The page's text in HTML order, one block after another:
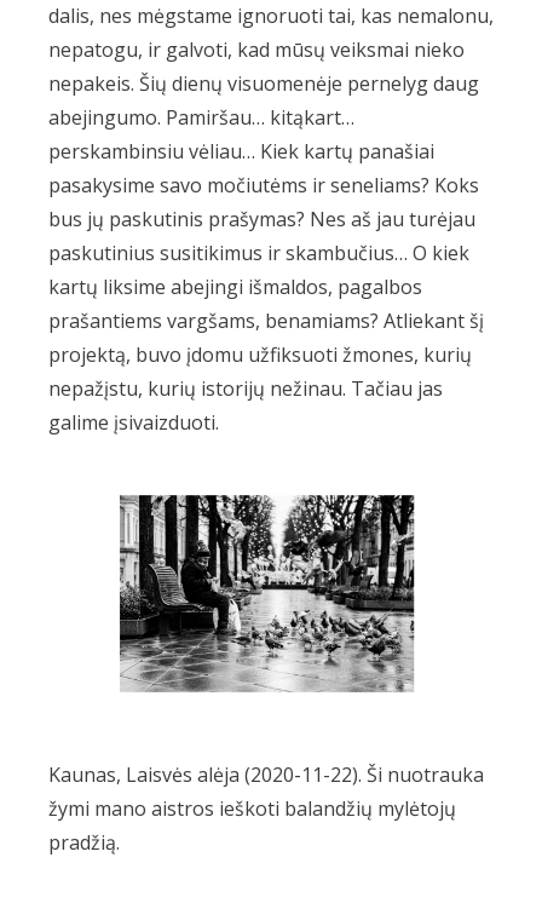
dalis, nes mėgstame ignoruoti tai, kas nemalonu,
nepatogu, ir galvoti, kad mūsų veiksmai nieko
nepakeis. Šių dienų visuomenėje pernelyg daug
abejingumo. Pamiršau… kitąkart…
perskambinsiu vėliau… Kiek kartų panašiai
pasakysime savo močiutėms ir seneliams? Koks
bus jų paskutinis prašymas? Nes aš jau turėjau
paskutinius susitikimus ir skambučius… O kiek
kartų liksime abejingi išmaldos, pagalbos
prašantiems vargšams, benamiams? Atliekant šį
projektą, buvo įdomu užfiksuoti žmones, kurių
nepažįstu, kurių istorijų nežinau. Tačiau jas
galime įsivaizduoti.
Kaunas, Laisvės alėja (2020-11-22). Ši nuotrauka
žymi mano aistros ieškoti balandžių mylėtojų
pradžią.